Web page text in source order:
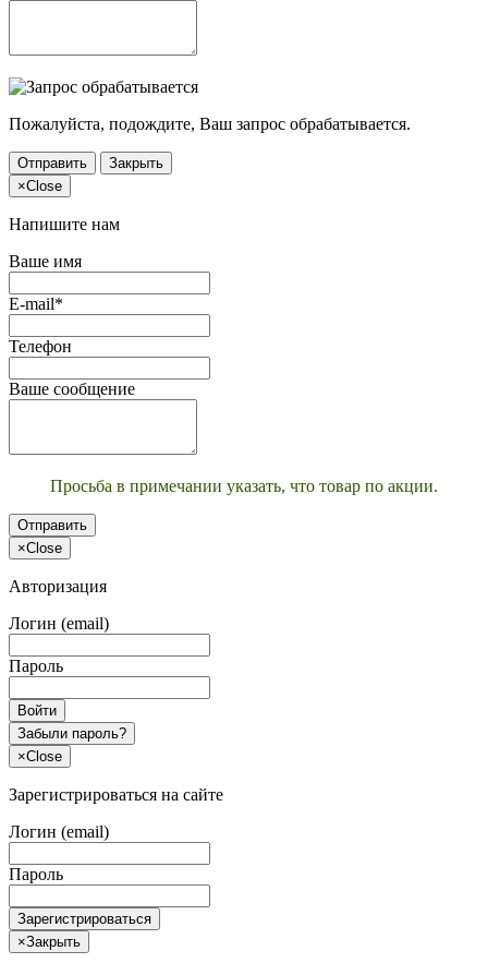
Пожалуйста, подождите, Ваш запрос обрабатывается.
Отправить
Закрыть
×Close
Напишите нам
Ваше имя
E-mail*
Телефон
Ваше сообщение
Просьба в примечании указать, что товар по акции.
Отправить
×Close
Авторизация
Логин (email)
Пароль
Войти
Забыли пароль?
×Close
Зарегистрироваться на сайте
Логин (email)
Пароль
Зарегистрироваться
×Закрыть